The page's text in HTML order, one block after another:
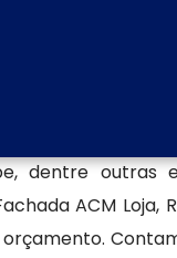
OUTROS
dentre outras
ACM